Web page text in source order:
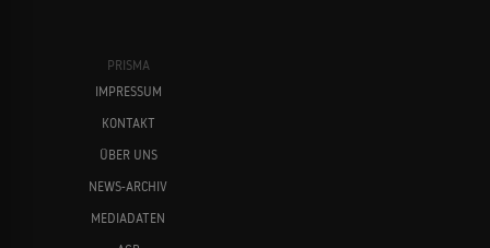
PRISMA
IMPRESSUM
KONTAKT
ÜBER UNS
NEWS-ARCHIV
MEDIADATEN